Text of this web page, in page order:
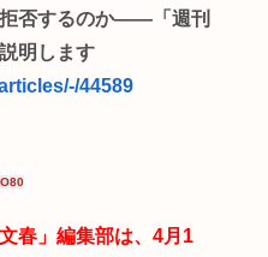
否するのか――「週刊
明します
44589
春」編集部は、4月1